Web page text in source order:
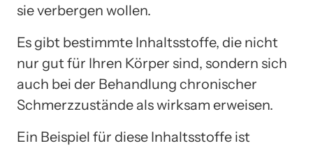
sie verbergen wollen.
Es gibt bestimmte Inhaltsstoffe, die nicht
nur gut für Ihren Körper sind, sondern sich
auch bei der Behandlung chronischer
Schmerzzustände als wirksam erweisen.
Ein Beispiel für diese Inhaltsstoffe ist